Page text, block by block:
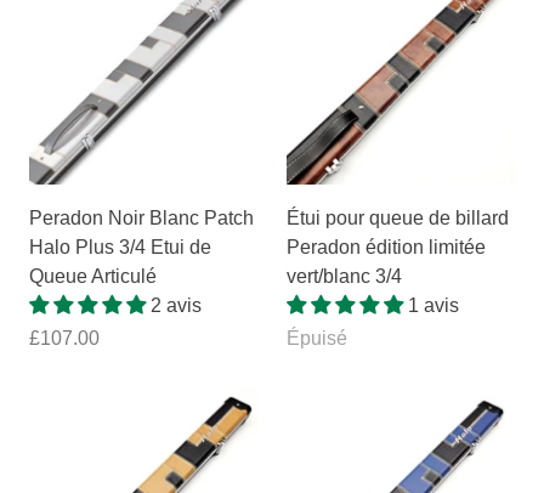
Peradon Noir Blanc Patch
Halo Plus 3/4 Etui de
Queue Articulé
2 avis
£107.00
Étui pour queue de billard
Peradon édition limitée
vert/blanc 3/4
1 avis
Épuisé